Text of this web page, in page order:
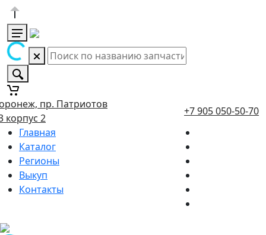
пр. Патриотов
корпус 2
+7 905 050-50-70
Главная
Каталог
Регионы
Выкуп
Контакты